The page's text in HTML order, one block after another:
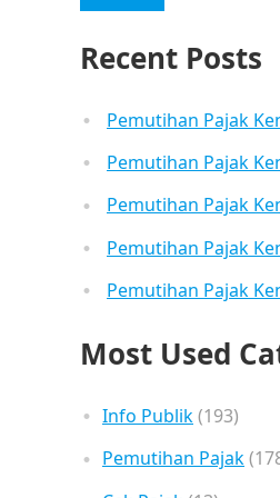
Recent Posts
Pemutihan Pajak
Pemutihan Pajak
Pemutihan Pajak
Pemutihan Pajak
Pemutihan Pajak
Most Used
Info Publik(193)
Pemutihan Pajak